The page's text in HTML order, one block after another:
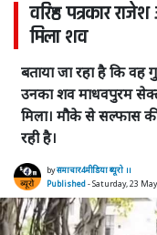
वरिष्ठ पत्रकार
मिला शव
बताया जा रहा है कि
उनका शव माधवपुरम
मिला। मौके से सल्फास
रही है।
byसमाचार4मीडिया ब्यूरो ।।
Published- Saturday, 23